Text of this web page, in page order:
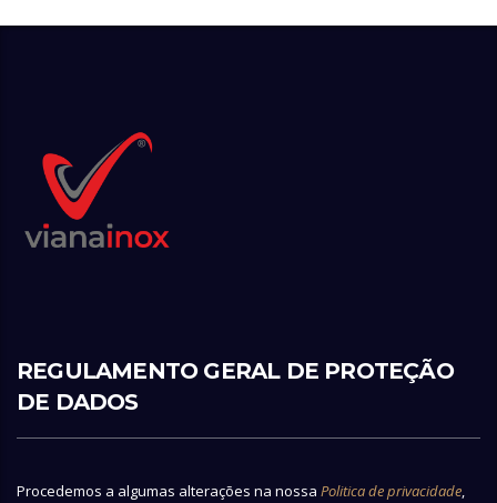
REGULAMENTO GERAL DE PROTEÇÃO
DE DADOS
Procedemos a algumas alterações na nossa Politica de privacidade,